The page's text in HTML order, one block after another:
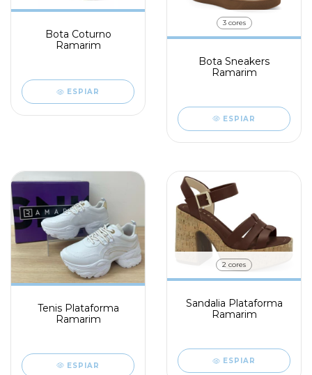
Bota Coturno
Ramarim
ESPIAR
3 cores
Bota Sneakers
Ramarim
ESPIAR
Tenis Plataforma
Ramarim
ESPIAR
2 cores
Sandalia Plataforma
Ramarim
ESPIAR